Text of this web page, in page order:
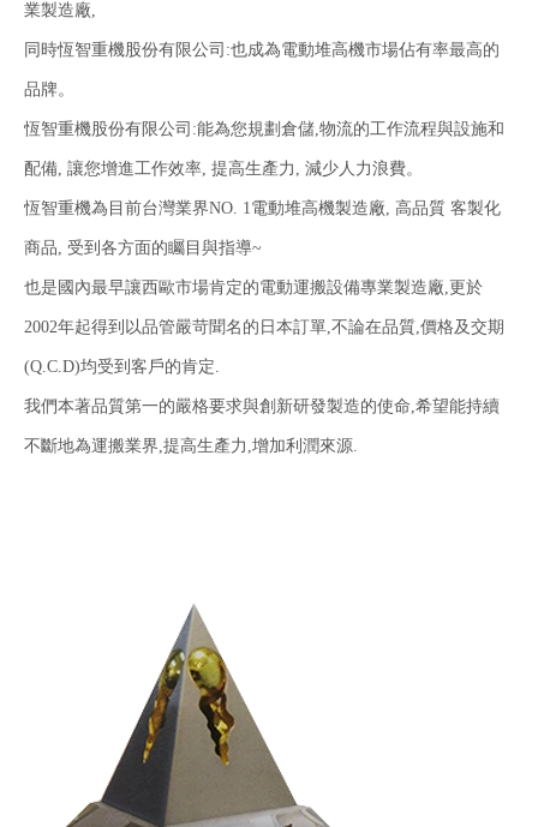
業製造廠,
同時恆智重機股份有限公司:也成為電動堆高機市場佔有率最高的
品牌。
恆智重機股份有限公司:能為您規劃倉儲,物流的工作流程與設施和
配備, 讓您增進工作效率, 提高生產力, 減少人力浪費。
恆智重機為目前台灣業界NO. 1電動堆高機製造廠, 高品質 客製化
商品, 受到各方面的矚目與指導~
也是國內最早讓西歐市場肯定的電動運搬設備專業製造廠,更於
2002年起得到以品管嚴苛聞名的日本訂單,不論在品質,價格及交期
(Q.C.D)均受到客戶的肯定.
我們本著品質第一的嚴格要求與創新研發製造的使命,希望能持續
不斷地為運搬業界,提高生產力,增加利潤來源.